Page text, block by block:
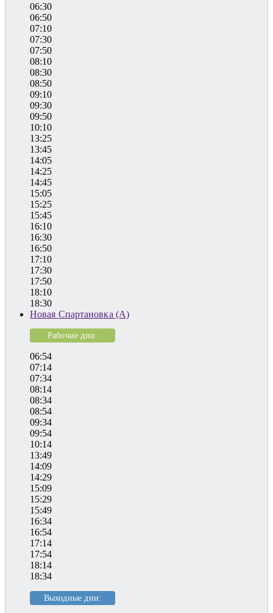
06:30
06:50
07:10
07:30
07:50
08:10
08:30
08:50
09:10
09:30
09:50
10:10
13:25
13:45
14:05
14:25
14:45
15:05
15:25
15:45
16:10
16:30
16:50
17:10
17:30
17:50
18:10
18:30
Новая Спартановка (А)
Рабочие дни:
06:54
07:14
07:34
08:14
08:34
08:54
09:34
09:54
10:14
13:49
14:09
14:29
15:09
15:29
15:49
16:34
16:54
17:14
17:54
18:14
18:34
Выходные дни: